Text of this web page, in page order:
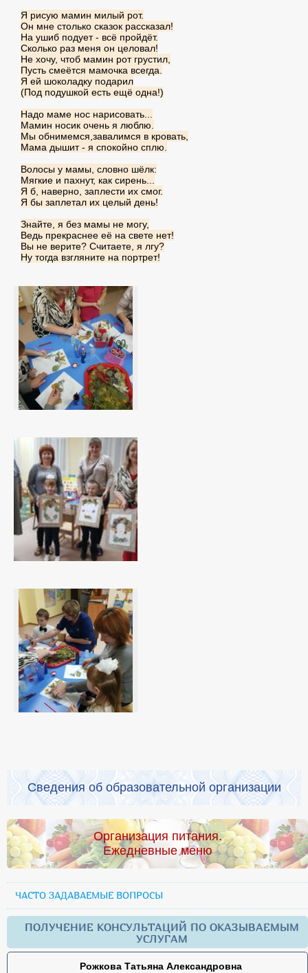
Я рисую мамин милый рот.
Он мне столько сказок рассказал!
На ушиб подует - всё пройдёт.
Сколько раз меня он целовал!
Не хочу, чтоб мамин рот грустил,
Пусть смеётся мамочка всегда.
Я ей шоколадку подарил
(Под подушкой есть ещё одна!)
Надо маме нос нарисовать...
Мамин носик очень я люблю.
Мы обнимемся,завалимся в кровать,
Мама дышит - я спокойно сплю.
Волосы у мамы, словно шёлк:
Мягкие и пахнут, как сирень...
Я б, наверно, заплести их смог.
Я бы заплетал их целый день!
Знайте, я без мамы не могу,
Ведь прекраснее её на свете нет!
Вы не верите? Считаете, я лгу?
Ну тогда взгляните на портрет!
Сведения об образовательной организации
Организация питания.
Ежедневные меню
ЧАСТО ЗАДАВАЕМЫЕ ВОПРОСЫ
ПОЛУЧЕНИЕ КОНСУЛЬТАЦИЙ ПО ОКАЗЫВАЕМЫМ
УСЛУГАМ
Рожкова Татьяна Александровна